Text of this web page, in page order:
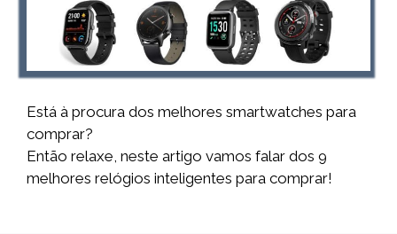
Está à procura dos melhores smartwatches para
comprar?
Então relaxe, neste artigo vamos falar dos 9
melhores relógios inteligentes para comprar!